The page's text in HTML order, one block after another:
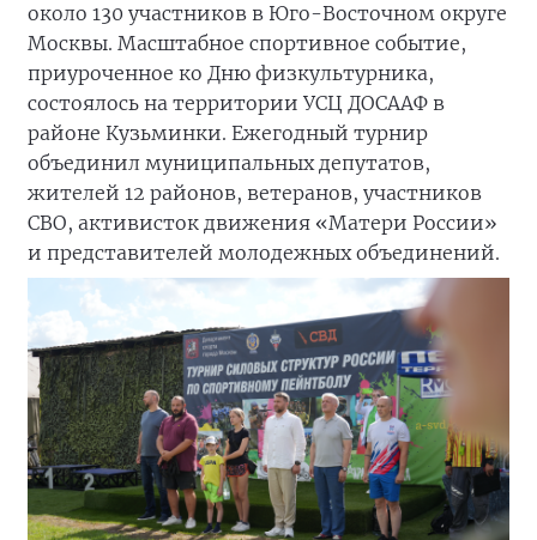
около 130 участников в Юго-Восточном округе
Москвы. Масштабное спортивное событие,
приуроченное ко Дню физкультурника,
состоялось на территории УСЦ ДОСААФ в
районе Кузьминки. Ежегодный турнир
объединил муниципальных депутатов,
жителей 12 районов, ветеранов, участников
СВО, активисток движения «Матери России»
и представителей молодежных объединений.